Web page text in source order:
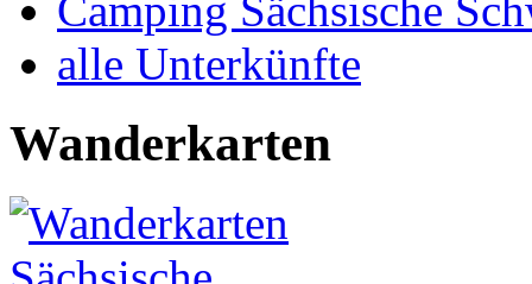
Camping Sächsische
alle Unterkünfte
Wanderkarten